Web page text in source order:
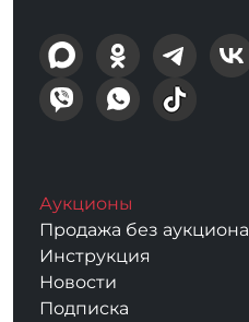
Аукционы
Продажа без аукциона
Инструкция
Новости
Подписка